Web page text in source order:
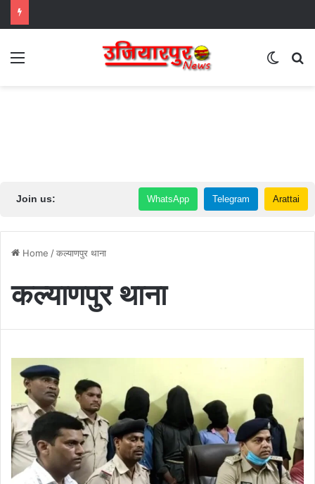
Join us: WhatsApp Telegram Arattai
Home /कल्याणपुर थाना
कल्याणपुर थाना